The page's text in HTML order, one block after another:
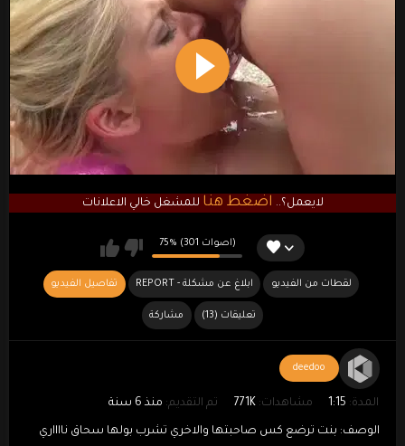
لايعمل؟.. اضغط هنا للمشغل خالي الاعلانات
75% (301 اصوات)
تفاصيل الفيديو REPORT - ابلاغ عن مشكلة لقطات من الفيديو
مشاركة (13) تعليقات
deedoo
المدة: 1:15 مشاهدات:771K تم التقديم: منذ 6 سنة
الوصف: بنت ترضع كس صاحبتها والاخري تشرب بولها سحاق نااااري